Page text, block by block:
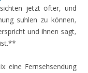
jetzt öfter, und
suhlen zu können,
und ihnen sagt,
eine Fernsehsendung